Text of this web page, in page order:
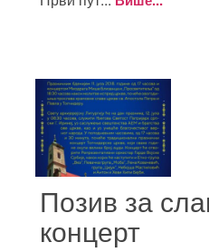
Позив за
концерт